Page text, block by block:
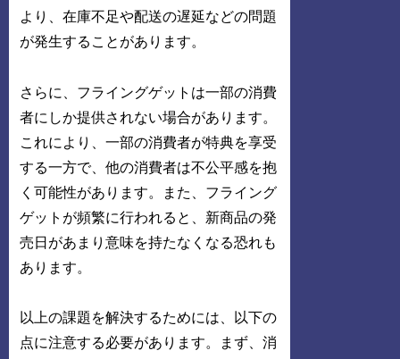
より、在庫不足や配送の遅延などの問題
が発生することがあります。
さらに、フライングゲットは一部の消費
者にしか提供されない場合があります。
これにより、一部の消費者が特典を享受
する一方で、他の消費者は不公平感を抱
く可能性があります。また、フライング
ゲットが頻繁に行われると、新商品の発
売日があまり意味を持たなくなる恐れも
あります。
以上の課題を解決するためには、以下の
点に注意する必要があります。まず、消